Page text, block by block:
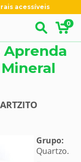
acessíveis
0
Aprenda
Grupo:
Quartzo.